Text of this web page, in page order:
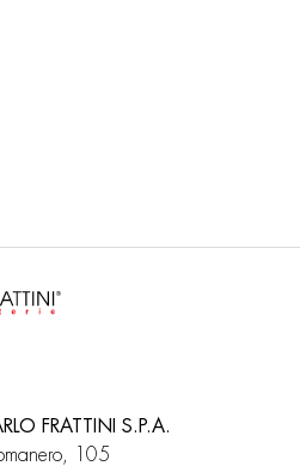
FRATTINI S.P.A.
105